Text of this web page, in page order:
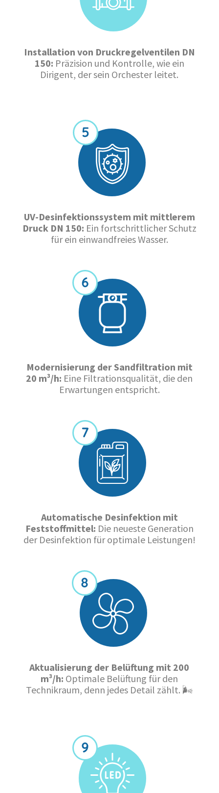
Installation von Druckregelventilen DN
150: Präzision und Kontrolle, wie ein
Dirigent, der sein Orchester leitet.
UV-Desinfektionssystem mit mittlerem
Druck DN 150: Ein fortschrittlicher Schutz
für ein einwandfreies Wasser.
Modernisierung der Sandfiltration mit
20 m³/h: Eine Filtrationsqualität, die den
Erwartungen entspricht.
Automatische Desinfektion mit
Feststoffmittel: Die neueste Generation
der Desinfektion für optimale Leistungen!
Aktualisierung der Belüftung mit 200
m³/h: Optimale Belüftung für den
Technikraum, denn jedes Detail zählt. 🌬️